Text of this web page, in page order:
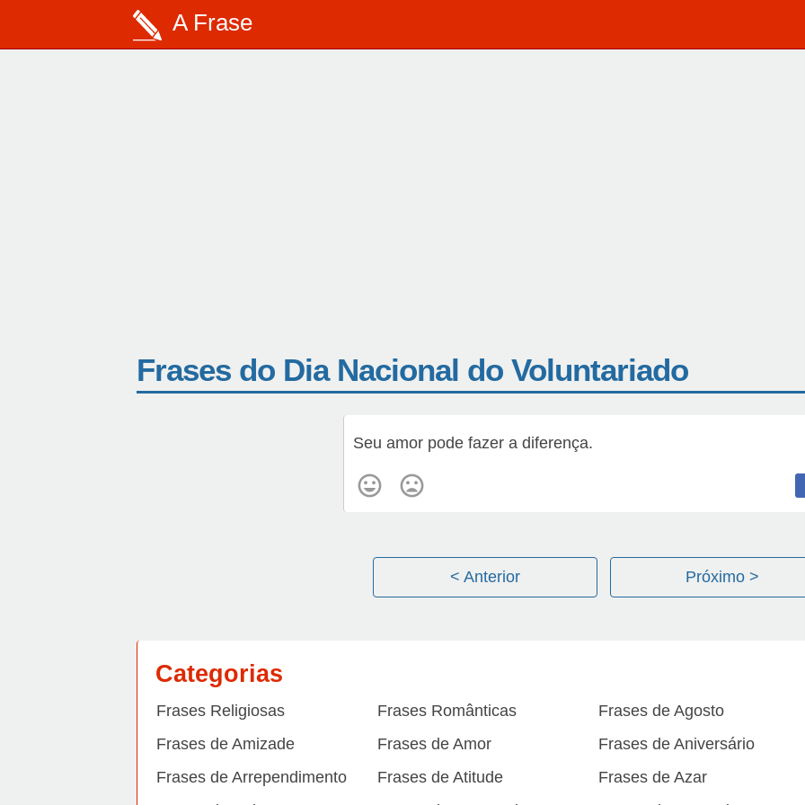
A Frase
Frases do Dia Nacional do Voluntariado
Seu amor pode fazer a diferença.
< Anterior Próximo >
Categorias
Frases Religiosas Frases Românticas Frases de Agosto
Frases de Amizade
Frases de Amor Frases de Aniversário
Frases de Arrependimento
Frases de Atitude Frases de Azar